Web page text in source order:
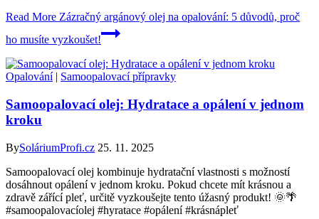
Read More Zázračný argánový olej na opalování: 5 důvodů, proč
ho musíte vyzkoušet!
Opalování| Samoopalovací přípravky
Samoopalovací olej: Hydratace a opálení v jednom
kroku
BySoláriumProfi.cz 25. 11. 2025
Samoopalovací olej kombinuje hydratační vlastnosti s možností
dosáhnout opálení v jednom kroku. Pokud chcete mít krásnou a
zdravě zářící pleť, určitě vyzkoušejte tento úžasný produkt! 🌞🌴
#samoopalovacíolej #hyratace #opálení #krásnápleť